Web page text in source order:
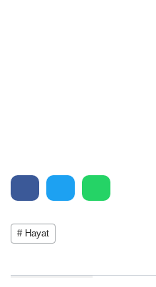
# Hayat